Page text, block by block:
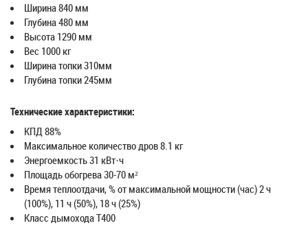
Ширина 840 мм
Глубина 480 мм
Высота 1290 мм
Вес 1000 кг
Ширина топки 310мм
Глубина топки 245мм
Технические характеристики:
КПД 88%
Максимальное количество дров 8.1 кг
Энергоемкость 31 кВт·ч
Площадь обогрева 30-70 м²
Время теплоотдачи, % от максимальной мощности (час) 2 ч
(100%), 11 ч (50%), 18 ч (25%)
Класс дымохода T400